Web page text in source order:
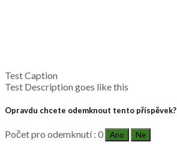
Test Caption
Test Description goes like this
Opravdu chcete odemknout tento příspěvek?
Počet pro odemknutí : 0 Ano Ne